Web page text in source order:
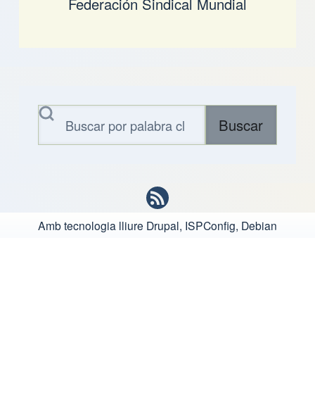
Buscar
Amb tecnologia lliure Drupal, ISPConfig, Debian